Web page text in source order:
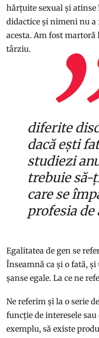
hărțuite sexual și atinse
didactice și nimeni nu
acesta. Am fost
târziu.
diferite
dacă ești
studiezi
trebuie să-
care se
profesia
Egalitatea de gen se
Înseamnă ca și o fată,
șanse egale. La ce ne
Ne referim și la o serie
funcție de interesele
exemplu, să existe